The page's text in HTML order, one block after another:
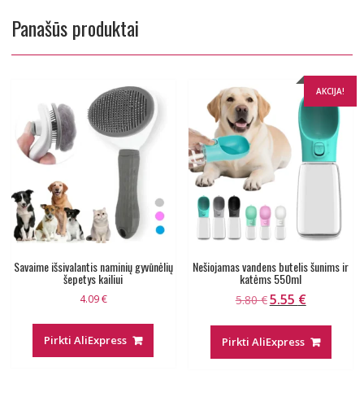
Panašūs produktai
Savaime išsivalantis naminių gyvūnėlių
šepetys kailiui
4.09€
Pirkti AliExpress
AKCIJA!
Nešiojamas vandens butelis šunims ir
katėms 550ml
5.80€Original
5.80 €.
5.55 €Current
5.55 €.
Pirkti AliExpress